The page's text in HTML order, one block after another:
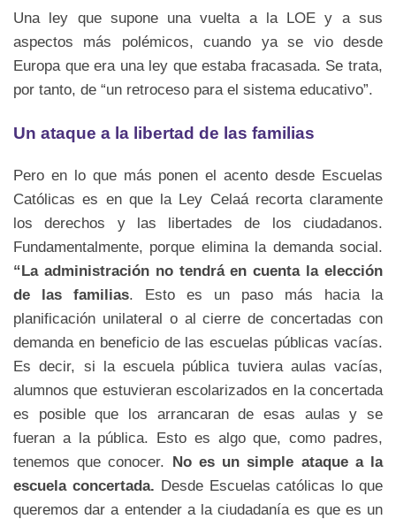
Una ley que supone una vuelta a la LOE y a sus
aspectos más polémicos, cuando ya se vio desde
Europa que era una ley que estaba fracasada. Se trata,
por tanto, de “un retroceso para el sistema educativo”.
Un ataque a la libertad de las familias
Pero en lo que más ponen el acento desde Escuelas
Católicas es en que la Ley Celaá recorta claramente
los derechos y las libertades de los ciudadanos.
Fundamentalmente, porque elimina la demanda social.
“La administración no tendrá en cuenta la elección
de las familias. Esto es un paso más hacia la
planificación unilateral o al cierre de concertadas con
demanda en beneficio de las escuelas públicas vacías.
Es decir, si la escuela pública tuviera aulas vacías,
alumnos que estuvieran escolarizados en la concertada
es posible que los arrancaran de esas aulas y se
fueran a la pública. Esto es algo que, como padres,
tenemos que conocer. No es un simple ataque a la
escuela concertada. Desde Escuelas católicas lo que
queremos dar a entender a la ciudadanía es que es un